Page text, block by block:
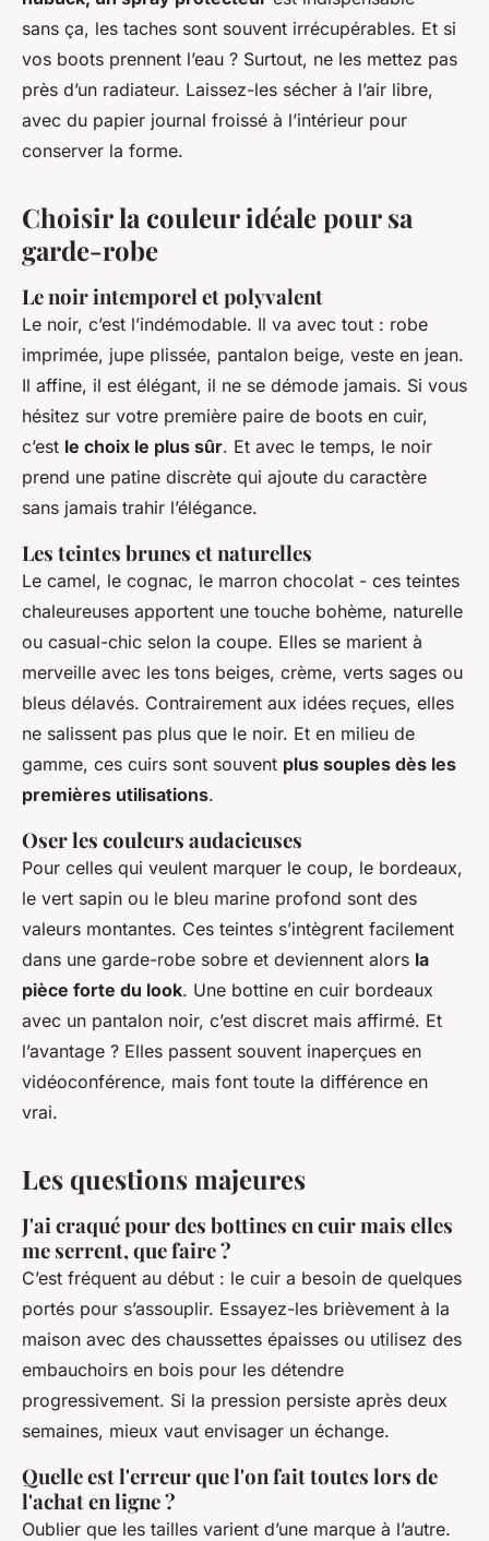
sans ça, les taches sont souvent irrécupérables. Et si
vos boots prennent l’eau ? Surtout, ne les mettez pas
près d’un radiateur. Laissez-les sécher à l’air libre,
avec du papier journal froissé à l’intérieur pour
conserver la forme.
Choisir la couleur idéale pour sa
garde-robe
Le noir intemporel et polyvalent
Le noir, c’est l’indémodable. Il va avec tout : robe
imprimée, jupe plissée, pantalon beige, veste en jean.
Il affine, il est élégant, il ne se démode jamais. Si vous
hésitez sur votre première paire de boots en cuir,
c’est le choix le plus sûr. Et avec le temps, le noir
prend une patine discrète qui ajoute du caractère
sans jamais trahir l’élégance.
Les teintes brunes et naturelles
Le camel, le cognac, le marron chocolat - ces teintes
chaleureuses apportent une touche bohème, naturelle
ou casual-chic selon la coupe. Elles se marient à
merveille avec les tons beiges, crème, verts sages ou
bleus délavés. Contrairement aux idées reçues, elles
ne salissent pas plus que le noir. Et en milieu de
gamme, ces cuirs sont souvent plus souples dès les
premières utilisations.
Oser les couleurs audacieuses
Pour celles qui veulent marquer le coup, le bordeaux,
le vert sapin ou le bleu marine profond sont des
valeurs montantes. Ces teintes s’intègrent facilement
dans une garde-robe sobre et deviennent alors la
pièce forte du look. Une bottine en cuir bordeaux
avec un pantalon noir, c’est discret mais affirmé. Et
l’avantage ? Elles passent souvent inaperçues en
vidéoconférence, mais font toute la différence en
vrai.
Les questions majeures
J'ai craqué pour des bottines en cuir mais elles
me serrent, que faire ?
C’est fréquent au début : le cuir a besoin de quelques
portés pour s’assouplir. Essayez-les brièvement à la
maison avec des chaussettes épaisses ou utilisez des
embauchoirs en bois pour les détendre
progressivement. Si la pression persiste après deux
semaines, mieux vaut envisager un échange.
Quelle est l'erreur que l'on fait toutes lors de
l'achat en ligne ?
Oublier que les tailles varient d’une marque à l’autre.